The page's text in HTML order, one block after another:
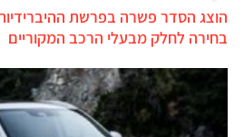
בחירה לחלק מבעלי הרכב המקוריים